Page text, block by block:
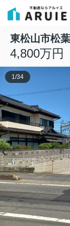
東松山市松
4,800万円
1/34